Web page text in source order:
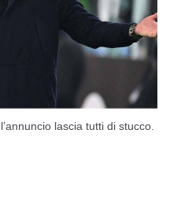
lascia tutti di stucco.